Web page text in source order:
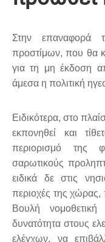
Στην επαναφορά
προστίμων, που θα
για τη μη έκδοση
άμεσα η πολιτική
Ειδικότερα, στο
εκπονηθεί και
περιορισμό της
σαρωτικούς
ειδικά δε στις
περιοχές της χώρας,
Βουλή
δυνατότητα στους
ελέγχων, να